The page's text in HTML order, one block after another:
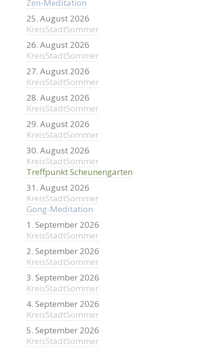
Zen-Meditation
25. August 2026
KreisStadtSommer
26. August 2026
KreisStadtSommer
27. August 2026
KreisStadtSommer
28. August 2026
KreisStadtSommer
29. August 2026
KreisStadtSommer
30. August 2026
KreisStadtSommer
Treffpunkt Scheunengarten
31. August 2026
KreisStadtSommer
Gong-Meditation
1. September 2026
KreisStadtSommer
2. September 2026
KreisStadtSommer
3. September 2026
KreisStadtSommer
4. September 2026
KreisStadtSommer
5. September 2026
KreisStadtSommer